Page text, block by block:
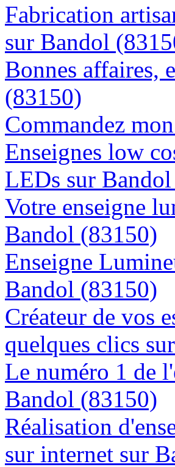
Fabrication
sur Bandol
Bonnes affaires,
(83150)
Commandez
Enseignes low
LEDs sur
Votre enseigne
Bandol (83150)
Enseigne
Bandol (83150)
Créateur de vos
quelques clics
Le numéro 1 de
Bandol (83150)
Réalisation
sur internet sur